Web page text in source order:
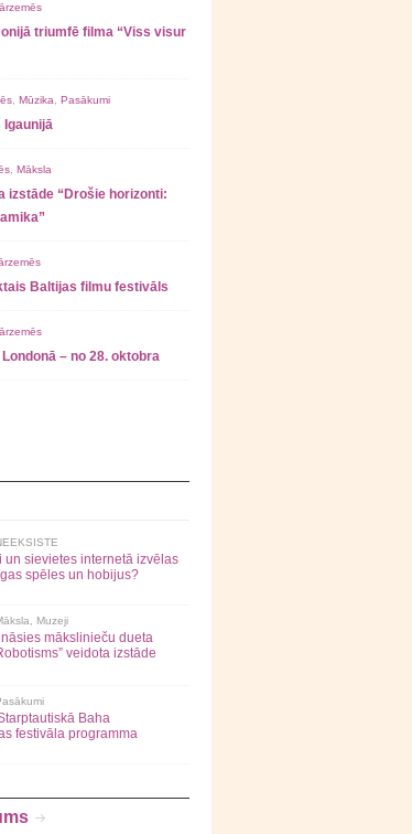
triumfē filma “Viss visur
Mūzika Pasākumi
Igaunijā
Māksla
izstāde “Drošie horizonti:
Baltijas filmu festivāls
– no 28. oktobra
un sievietes internetā izvēlas
spēles un hobijus?
Muzeji
mākslinieču dueta
veidota izstāde
Baha
festivāla programma